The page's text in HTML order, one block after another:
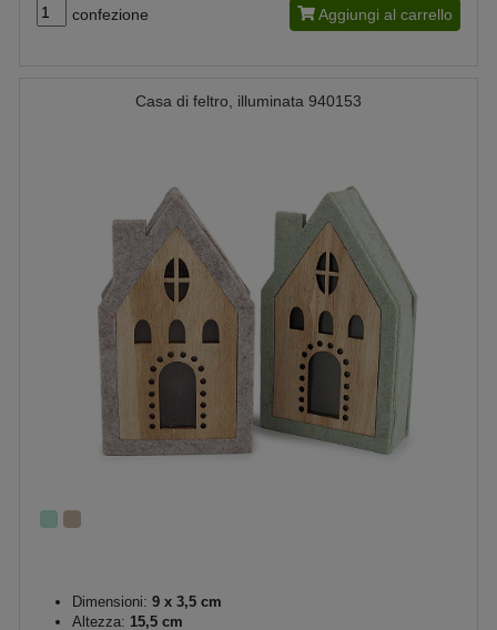
confezione Aggiungi al carrello
Casa di feltro, illuminata 940153
Dimensioni: 9 x 3,5 cm
Altezza: 15,5 cm